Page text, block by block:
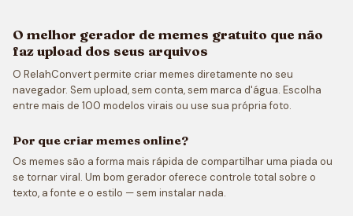
O melhor gerador de memes gratuito que não
faz upload dos seus arquivos
O RelahConvert permite criar memes diretamente no seu
navegador. Sem upload, sem conta, sem marca d'água. Escolha
entre mais de 100 modelos virais ou use sua própria foto.
Por que criar memes online?
Os memes são a forma mais rápida de compartilhar uma piada ou
se tornar viral. Um bom gerador oferece controle total sobre o
texto, a fonte e o estilo — sem instalar nada.